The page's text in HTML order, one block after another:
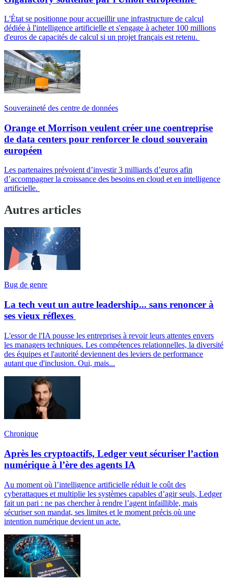
L'État se positionne pour accueillir une infrastructure de calcul
dédiée à l'intelligence artificielle et s'engage à acheter 100 millions
d'euros de capacités de calcul si un projet français est retenu.
Souveraineté des centre de données
Orange et Morrison veulent créer une coentreprise
de data centers pour renforcer le cloud souverain
européen
Les partenaires prévoient d’investir 3 milliards d’euros afin
d’accompagner la croissance des besoins en cloud et en intelligence
artificielle.
Autres articles
Bug de genre
La tech veut un autre leadership... sans renoncer à
ses vieux réflexes
L'essor de l'IA pousse les entreprises à revoir leurs attentes envers
les managers techniques. Les compétences relationnelles, la diversité
des équipes et l'autorité deviennent des leviers de performance
autant que d'inclusion. Oui, mais...
Chronique
Après les cryptoactifs, Ledger veut sécuriser l’action
numérique à l’ère des agents IA
Au moment où l’intelligence artificielle réduit le coût des
cyberattaques et multiplie les systèmes capables d’agir seuls, Ledger
fait un pari : ne pas chercher à rendre l’agent infaillible, mais
sécuriser son mandat, ses limites et le moment précis où une
intention numérique devient un acte.